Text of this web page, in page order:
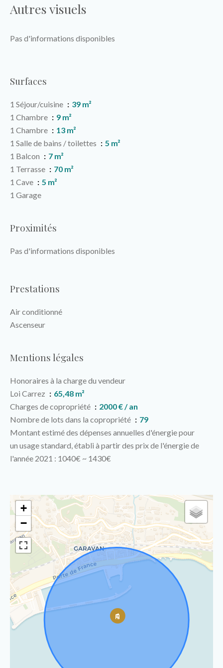
Autres visuels
Pas d'informations disponibles
Surfaces
1 Séjour/cuisine
39 m²
1 Chambre
9 m²
1 Chambre
13 m²
1 Salle de bains / toilettes
5 m²
1 Balcon
7 m²
1 Terrasse
70 m²
1 Cave
5 m²
1 Garage
Proximités
Pas d'informations disponibles
Prestations
Air conditionné
Ascenseur
Mentions légales
Honoraires à la charge du vendeur
Loi Carrez
65,48 m²
Charges de copropriété
2000 € / an
Nombre de lots dans la copropriété
79
Montant estimé des dépenses annuelles d'énergie pour
un usage standard, établi à partir des prix de l'énergie de
l'année 2021 : 1040€ ~ 1430€
+
−